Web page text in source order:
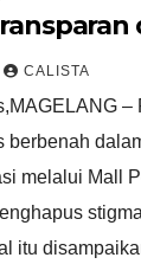
CALISTA
–
berbenah
melalui Mall
itu